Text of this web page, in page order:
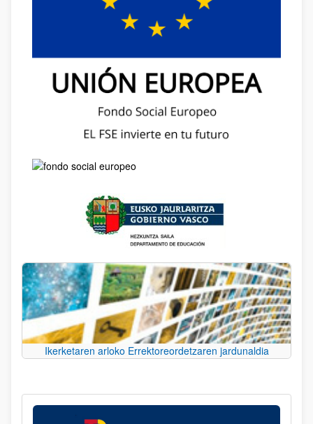
Ikerketaren arloko Errektoreordetzaren jardunaldia